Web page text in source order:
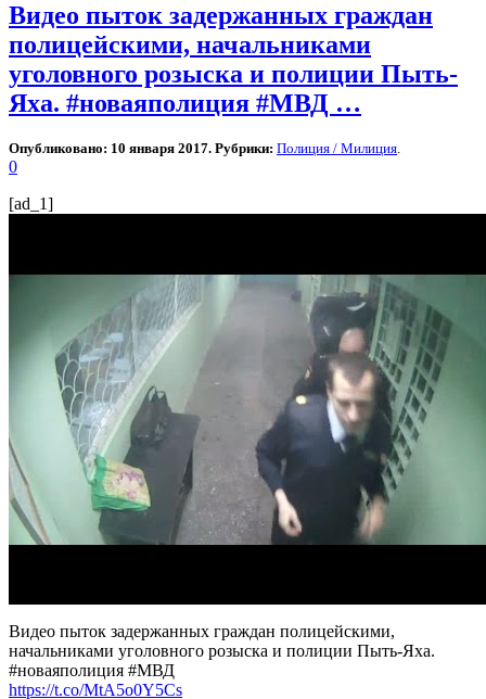
Видео пыток задержанных граждан
полицейскими, начальниками
уголовного розыска и полиции Пыть-
Яха. #новаяполиция #МВД …
Опубликовано: 10 января 2017. Рубрики: Полиция / Милиция
0
[ad_1]
Видео пыток задержанных граждан полицейскими,
начальниками уголовного розыска и полиции Пыть-Яха.
#новаяполиция #МВД
https://t.co/MtA5o0Y5Cs